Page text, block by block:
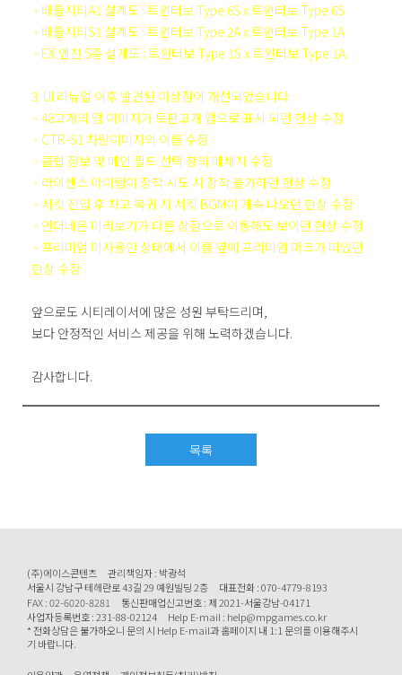
- 배틀시티A1 설계도 : 트윈터보 Type 6S x 트윈터보 Type 6S
- 배틀시티S1 설계도 : 트윈터보 Type 2A x 트윈터보 Type 1A
- EX 엔진 5종 설계도 : 트윈터보 Type 1S x 트윈터보 Type 1A
3. UI 리뉴얼 이후 발견된 이상점이 개선되었습니다.
- 48고개의 맵 이미지가 토판고개 맵으로 표시 되던 현상 수정
- CTR-S1 차량이미지의 이름 수정
- 클럽 정보 및 메인 필드 선택 창의 메세지 수정
- 라이센스 아이템이 장착 시도 시 장착 불가하던 현상 수정
- 서킷 진입 후 차고 복귀 시 서킷 BGM이 계속 나오던 현상 수정
- 언더네온 미리보기가 다른 상점으로 이동해도 보이던 현상 수정
- 프리미엄 미사용인 상태에서 이름 옆에 프리미엄 마크가 떠있던
현상 수정
앞으로도 시티레이서에 많은 성원 부탁드리며,
보다 안정적인 서비스 제공을 위해 노력하겠습니다.
감사합니다.
목록
(주)에이스콘텐츠
관리책임자 : 박광석
서울시 강남구 테헤란로 43길 29 예원빌딩 2층
대표전화 : 070-4779-8193
FAX : 02-6020-8281
통신판매업신고번호 : 제 2021-서울강남-04171
사업자등록번호 : 231-88-02124
Help E-mail : help@mpgames.co.kr
* 전화상담은 불가하오니 문의 시 Help E-mail과 홈페이지 내 1:1 문의를 이용해주시
기 바랍니다.